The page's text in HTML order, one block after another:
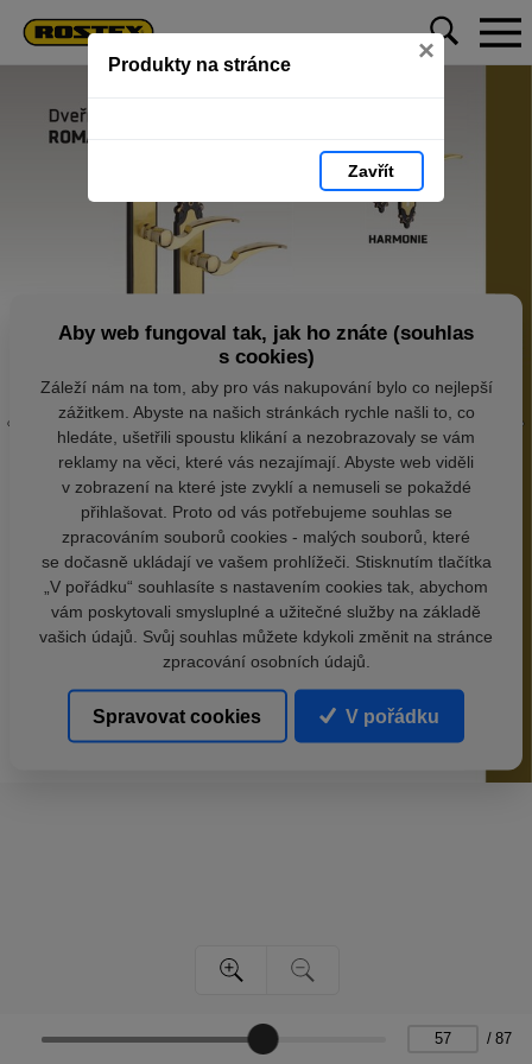
Produkty na stránce ×
Zavřít
/ 87
Aby web fungoval tak, jak ho znáte (souhlas
s cookies)
Záleží nám na tom, aby pro vás nakupování bylo co nejlepší
zážitkem. Abyste na našich stránkách rychle našli to, co
hledáte, ušetřili spoustu klikání a nezobrazovaly se vám
reklamy na věci, které vás nezajímají. Abyste web viděli
v zobrazení na které jste zvyklí a nemuseli se pokaždé
přihlašovat. Proto od vás potřebujeme souhlas se
zpracováním souborů cookies - malých souborů, které
se dočasně ukládají ve vašem prohlížeči. Stisknutím tlačítka
„V pořádku“ souhlasíte s nastavením cookies tak, abychom
vám poskytovali smysluplné a užitečné služby na základě
vašich údajů. Svůj souhlas můžete kdykoli změnit na stránce
zpracování osobních údajů.
Spravovat cookies V pořádku